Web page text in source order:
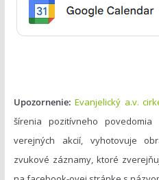
Upozornenie: Evanjelický a.v.
šírenia pozitívneho
verejných akcií, vyhotovuje
zvukové záznamy, ktoré